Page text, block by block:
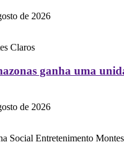
de 2026
Claros
ganha uma
de 2026
Social Entretenimento